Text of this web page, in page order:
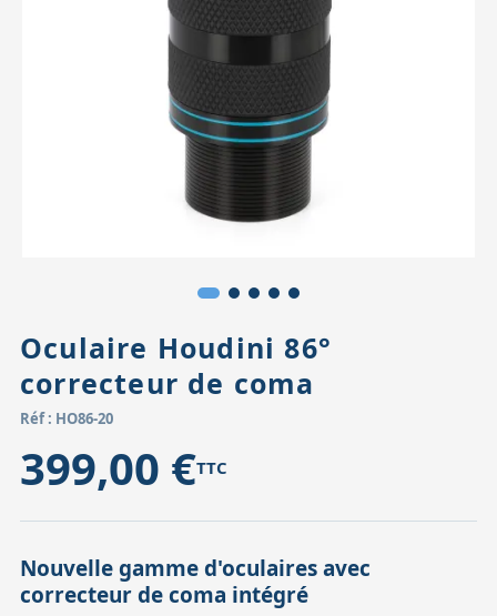
Accessoires pour montures
Pièces détachées
Oculaire Houdini 86°
correcteur de coma
Réf : HO86-20
399,00 €TTC
Nouvelle gamme d'oculaires avec
correcteur de coma intégré